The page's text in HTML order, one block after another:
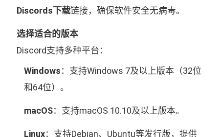
Discords下载链接，确保软件安全无病毒。
选择适合的版本
Discord支持多种平台：
Windows：支持Windows 7及以上版本（32位
和64位）。
macOS：支持macOS 10.10及以上版本。
Linux：支持Debian、Ubuntu等发行版，提供